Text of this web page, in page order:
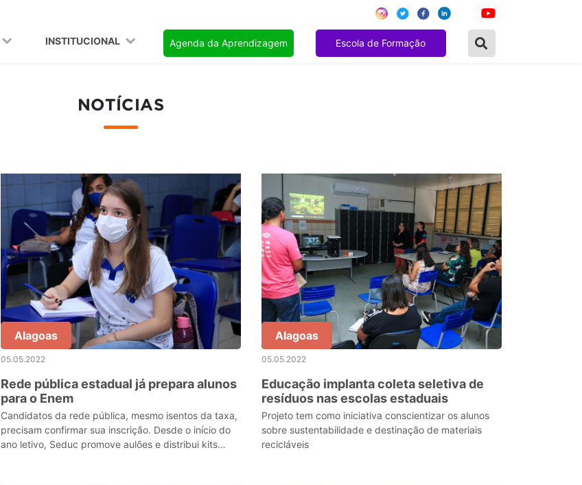
INSTITUCIONAL Agenda da Aprendizagem Escola de Formação
NOTÍCIAS
Alagoas
05.05.2022
Rede pública estadual já prepara alunos
para o Enem
Candidatos da rede pública, mesmo isentos da taxa,
precisam confirmar sua inscrição. Desde o início do
ano letivo, Seduc promove aulões e distribui kits
Alagoas
05.05.2022
Educação implanta coleta seletiva de
resíduos nas escolas estaduais
Projeto tem como iniciativa conscientizar os alunos
sobre sustentabilidade e destinação de materiais
recicláveis